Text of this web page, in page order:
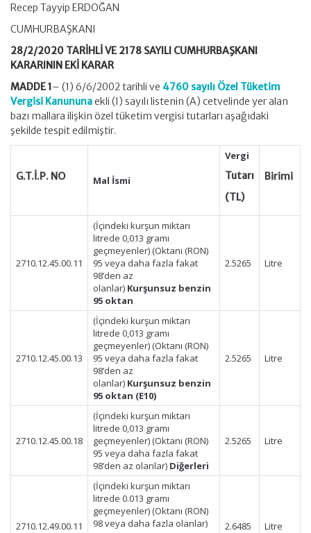
Recep Tayyip ERDOĞAN
CUMHURBAŞKANI
28/2/2020 TARİHLİ VE 2178 SAYILI CUMHURBAŞKANI
KARARININ EKİ KARAR
MADDE 1– (1) 6/6/2002 tarihli ve 4760 sayılı Özel Tüketim
Vergisi Kanununaekli (I) sayılı listenin (A) cetvelinde yer alan
bazı mallara ilişkin özel tüketim vergisi tutarları aşağıdaki
şekilde tespit edilmiştir.
G.T.İ.P. NO Mal İsmi
Vergi
Tutarı
(TL)
Birimi
2710.12.45.00.11
(İçindeki kurşun miktarı
litrede 0,013 gramı
geçmeyenler) (Oktanı (RON)
95 veya daha fazla fakat
98’den az
olanlar) Kurşunsuz benzin
95 oktan
2.5265 Litre
2710.12.45.00.13
(İçindeki kurşun miktarı
litrede 0,013 gramı
geçmeyenler) (Oktanı (RON)
95 veya daha fazla fakat
98’den az
olanlar) Kurşunsuz benzin
95 oktan (E10)
2.5265 Litre
2710.12.45.00.18
(İçindeki kurşun miktarı
litrede 0,013 gramı
geçmeyenler) (Oktanı (RON)
95 veya daha fazla fakat
98’den az olanlar) Diğerleri
2.5265 Litre
2710.12.49.00.11
(İçindeki kurşun miktarı
litrede 0.013 gramı
geçmeyenler) (Oktanı (RON)
98 veya daha fazla olanlar)
2.6485 Litre